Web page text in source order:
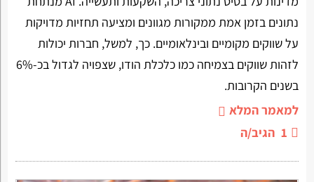
נתונים בזמן אמת ממקורות מגוונים ומציעה תחזיות מדויקות
על שווקים מקומיים ובינלאומיים. כך, למשל, חברות יכולות
לזהות שווקים בצמיחה כמו כלכלת הודו, שצפויה לגדול בכ-6%
בשנים הקרובות.
למאמר המלא
1 הגיב/ה